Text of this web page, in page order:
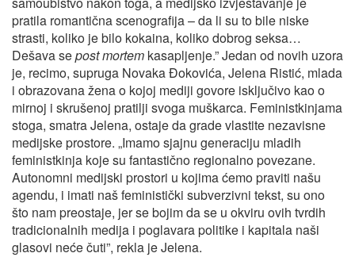
pratila romantična scenografija – da li su to bile niske
strasti, koliko je bilo kokaina, koliko dobrog seksa…
Dešava sepost mortem kasapljenje.” Jedan od novih uzora
je, recimo, supruga Novaka Đokovića, Jelena Ristić, mlada
i obrazovana žena o kojoj mediji govore isključivo kao o
mirnoj i skrušenoj pratilji svoga muškarca. Feministkinjama
stoga, smatra Jelena, ostaje da grade vlastite nezavisne
medijske prostore. „Imamo sjajnu generaciju mladih
feministkinja koje su fantastično regionalno povezane.
Autonomni medijski prostori u kojima ćemo praviti našu
agendu, i imati naš feministički subverzivni tekst, su ono
što nam preostaje, jer se bojim da se u okviru ovih tvrdih
tradicionalnih medija i poglavara politike i kapitala naši
glasovi neće čuti”, rekla je Jelena.